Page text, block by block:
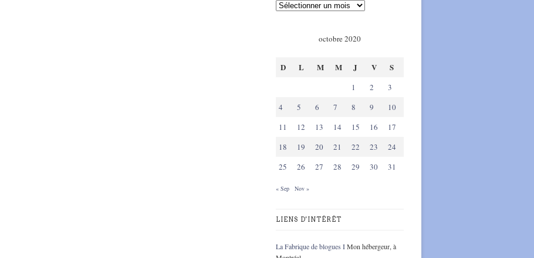
octobre 2020
D L M M J V S
1 2
3
4
5 6 7 8 9
10
11
12 13 14 15 16
17
18
19 20 21 22 23
24
25
26 27 28 29 30 31
« Sep Nov »
LIENS D'INTÉRÊT
La Fabrique de blogues IMon hébergeur, à